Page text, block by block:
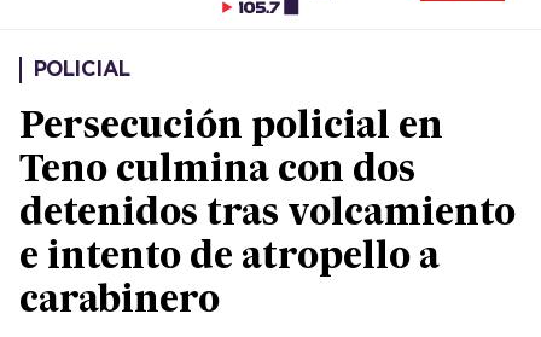
POLICIAL
Persecución policial en
Teno culmina con dos
detenidos tras volcamiento
e intento de atropello a
carabinero